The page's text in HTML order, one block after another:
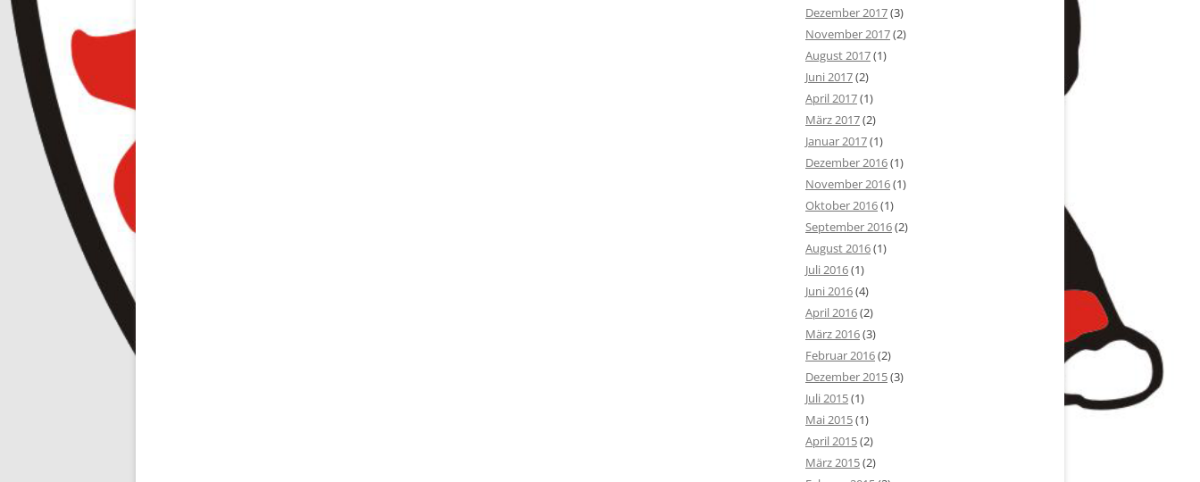
Dezember 2017(3)
November 2017(2)
August 2017(1)
Juni 2017(2)
April 2017(1)
März 2017(2)
Januar 2017(1)
Dezember 2016(1)
November 2016(1)
Oktober 2016(1)
September 2016(2)
August 2016(1)
Juli 2016(1)
Juni 2016(4)
April 2016(2)
März 2016(3)
Februar 2016(2)
Dezember 2015(3)
Juli 2015(1)
Mai 2015(1)
April 2015(2)
März 2015(2)